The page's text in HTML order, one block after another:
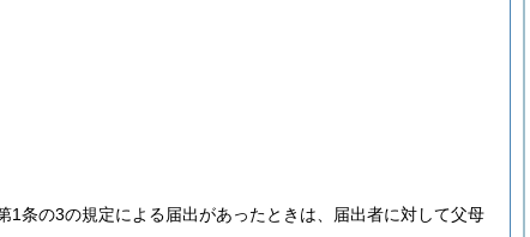
1条の3の規定による届出があったときは、届出者に対して父母